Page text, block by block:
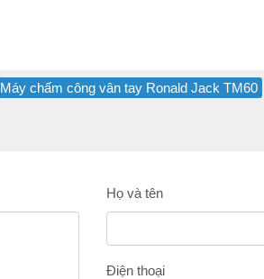
Máy chấm công vân tay Ronald Jack TM60
Họ và tên
Điện thoại